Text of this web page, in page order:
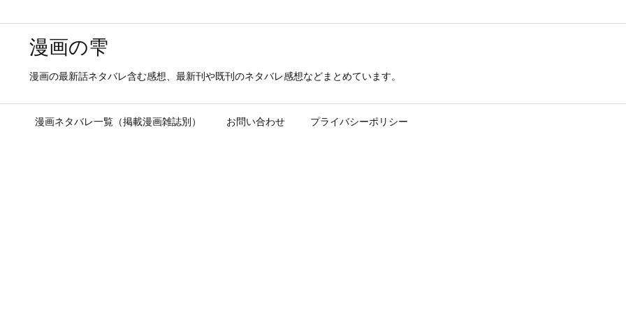
漫画の雫
漫画の最新話ネタバレ含む感想、最新刊や既刊のネタバレ感想などまとめています。
漫画ネタバレ一覧（掲載漫画雑誌別） お問い合わせ プライバシーポリシー